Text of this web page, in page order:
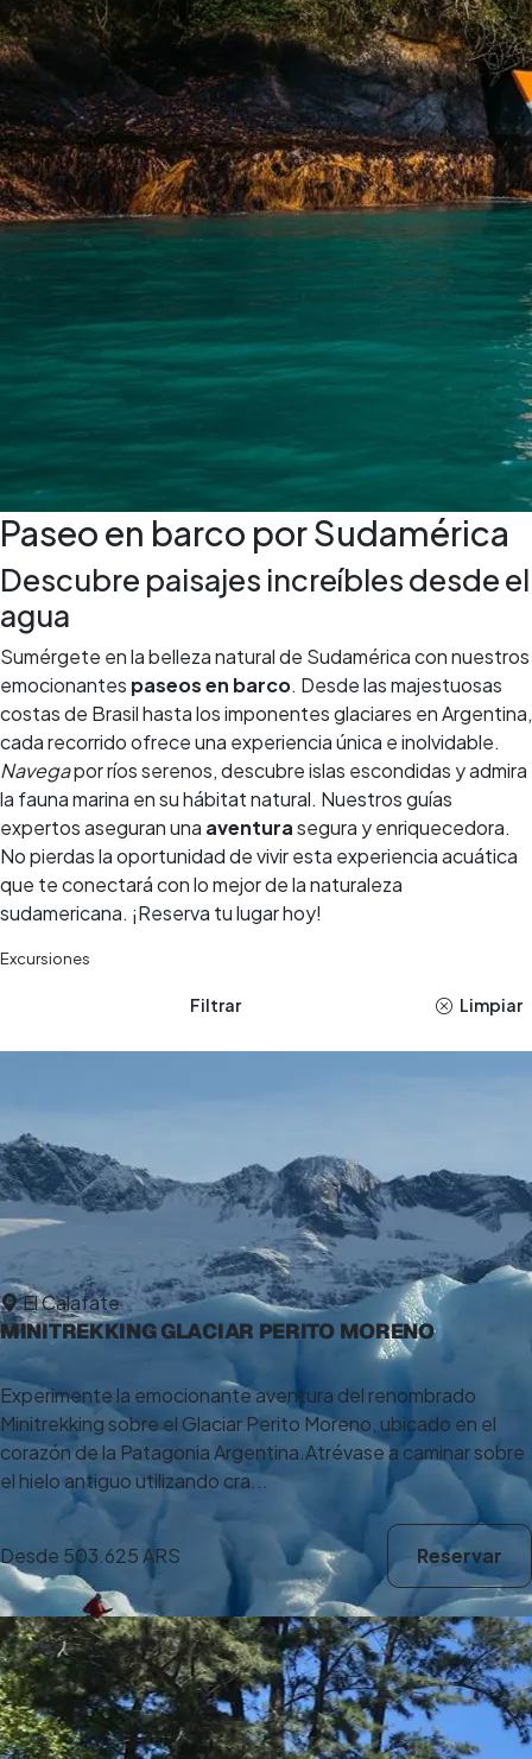
Paseo en barco por Sudamérica
Descubre paisajes increíbles desde el
agua
Sumérgete en la belleza natural de Sudamérica con nuestros
emocionantes paseos en barco. Desde las majestuosas
costas de Brasil hasta los imponentes glaciares en Argentina,
cada recorrido ofrece una experiencia única e inolvidable.
Navegapor ríos serenos, descubre islas escondidas y admira
la fauna marina en su hábitat natural. Nuestros guías
expertos aseguran una aventurasegura y enriquecedora.
No pierdas la oportunidad de vivir esta experiencia acuática
que te conectará con lo mejor de la naturaleza
sudamericana. ¡Reserva tu lugar hoy!
Excursiones
Filtrar Limpiar
El Calafate
MINITREKKING GLACIAR PERITO MORENO
Experimente la emocionante aventura del renombrado
Minitrekking sobre el Glaciar Perito Moreno, ubicado en el
corazón de la Patagonia Argentina.Atrévase a caminar sobre
el hielo antiguo utilizando cra...
Desde 503.625 ARS Reservar